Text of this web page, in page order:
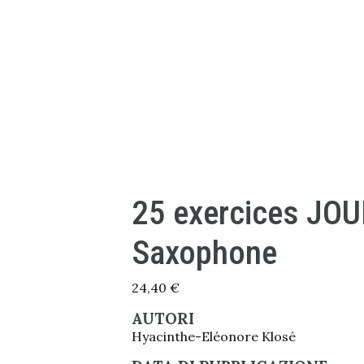
25 exercices
Saxophone
24,40 €
AUTORI
Hyacinthe-Eléonore Klosé